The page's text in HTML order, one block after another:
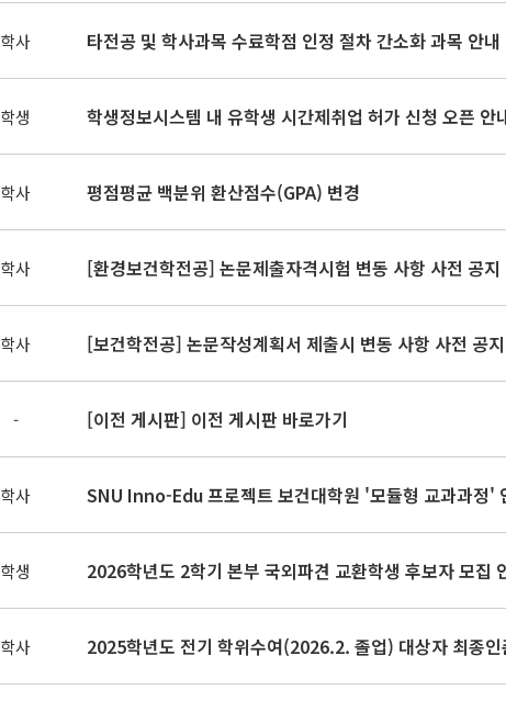
학사 타전공 및 학사과목 수료학점 인정 절차 간소화 과목 안내
학생 학생정보시스템 내 유학생 시간제취업 허가 신청 오픈 안
학사 평점평균 백분위 환산점수(GPA) 변경
학사 [환경보건학전공] 논문제출자격시험 변동 사항 사전 공지
학사 [보건학전공] 논문작성계획서 제출시 변동 사항 사전 공지
- [이전 게시판] 이전 게시판 바로가기
학사 SNU Inno-Edu 프로젝트 보건대학원 '모듈형 교과과
학생 2026학년도 2학기 본부 국외파견 교환학생 후보자 모집
학사 2025학년도 전기 학위수여(2026.2. 졸업) 대상자 최종인